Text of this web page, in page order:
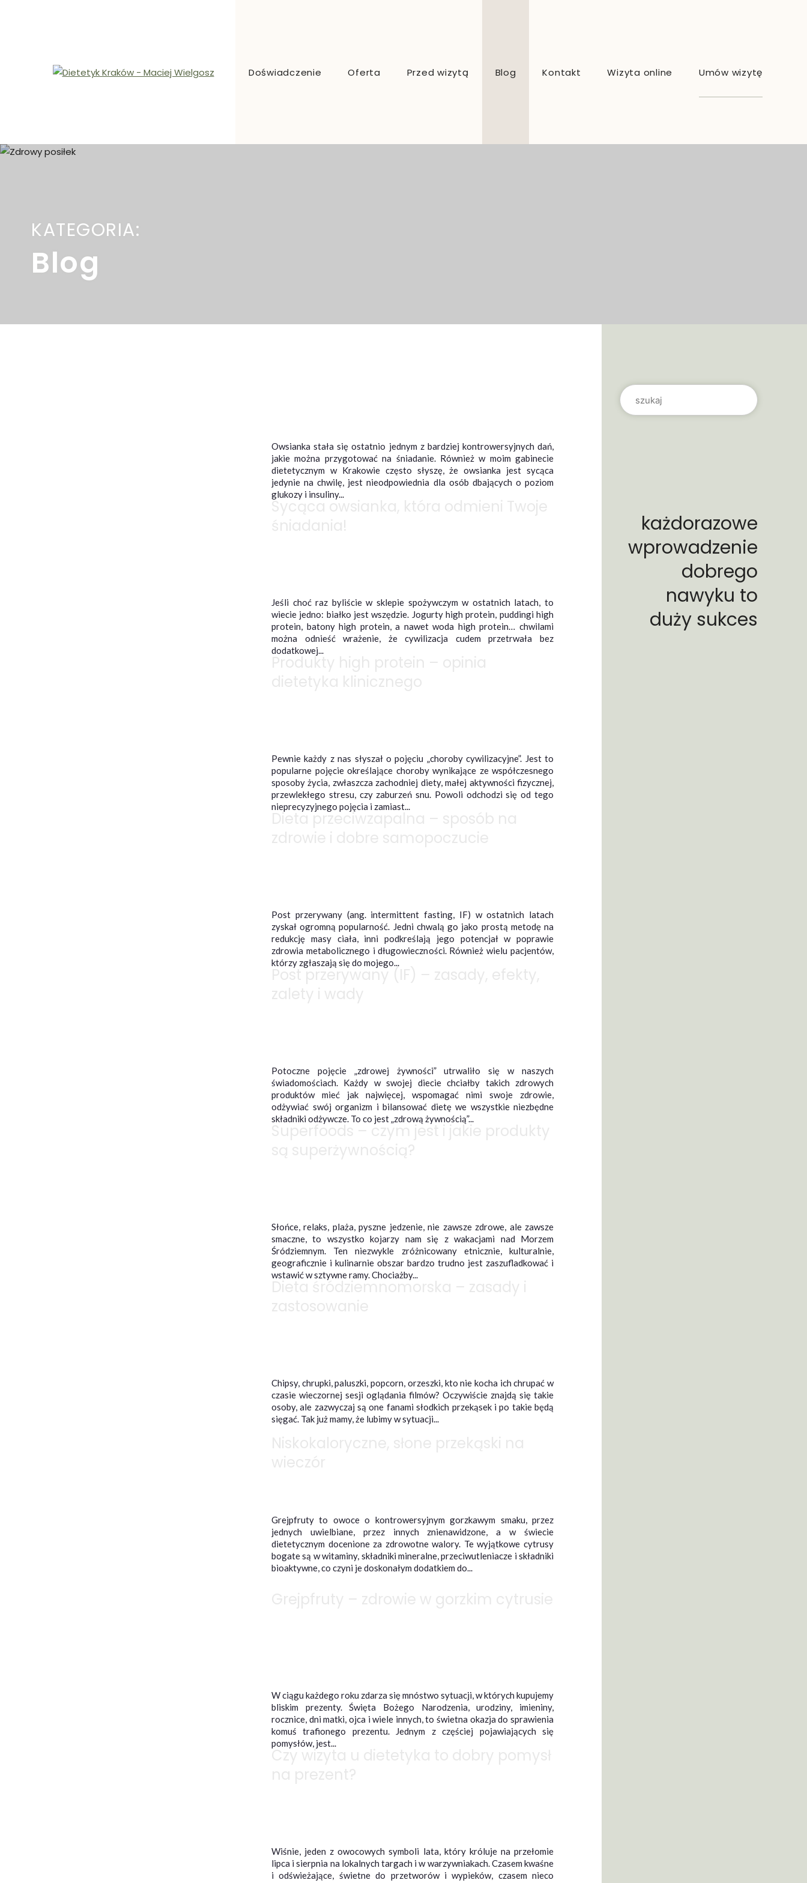
Doświadczenie Oferta Przed wizytą Blog Kontakt Wizyta online Umów wizytę
KATEGORIA:
Blog
każdorazowe
wprowadzenie
dobrego
nawyku to
duży sukces
Sycąca owsianka, która odmieni Twoje
Owsianka stała się ostatnio jednym z bardziej kontrowersyjnych dań,
jakie można przygotować na śniadanie. Również w moim gabinecie
dietetycznym w Krakowie często słyszę, że owsianka jest sycąca
jedynie na chwilę, jest nieodpowiednia dla osób dbających o poziom
glukozy i insuliny...
Produkty high protein – opinia
Jeśli choć raz byliście w sklepie spożywczym w ostatnich latach, to
wiecie jedno: białko jest wszędzie. Jogurty high protein, puddingi high
protein, batony high protein, a nawet woda high protein… chwilami
można odnieść wrażenie, że cywilizacja cudem przetrwała bez
dodatkowej...
Dieta przeciwzapalna – sposób na
Pewnie każdy z nas słyszał o pojęciu „choroby cywilizacyjne”. Jest to
popularne pojęcie określające choroby wynikające ze współczesnego
sposoby życia, zwłaszcza zachodniej diety, małej aktywności fizycznej,
przewlekłego stresu, czy zaburzeń snu. Powoli odchodzi się od tego
nieprecyzyjnego pojęcia i zamiast...
Post przerywany (IF) – zasady, efekty,
Post przerywany (ang. intermittent fasting, IF) w ostatnich latach
zyskał ogromną popularność. Jedni chwalą go jako prostą metodę na
redukcję masy ciała, inni podkreślają jego potencjał w poprawie
zdrowia metabolicznego i długowieczności. Również wielu pacjentów,
którzy zgłaszają się do mojego...
Superfoods – czym jest i jakie produkty
Potoczne pojęcie „zdrowej żywności” utrwaliło się w naszych
świadomościach. Każdy w swojej diecie chciałby takich zdrowych
produktów mieć jak najwięcej, wspomagać nimi swoje zdrowie,
odżywiać swój organizm i bilansować dietę we wszystkie niezbędne
składniki odżywcze. To co jest „zdrową żywnością”...
Dieta śródziemnomorska – zasady i
Słońce, relaks, plaża, pyszne jedzenie, nie zawsze zdrowe, ale zawsze
smaczne, to wszystko kojarzy nam się z wakacjami nad Morzem
Śródziemnym. Ten niezwykle zróżnicowany etnicznie, kulturalnie,
geograficznie i kulinarnie obszar bardzo trudno jest zaszufladkować i
wstawić w sztywne ramy. Chociażby...
Chipsy, chrupki, paluszki, popcorn, orzeszki, kto nie kocha ich chrupać w
czasie wieczornej sesji oglądania filmów? Oczywiście znajdą się takie
osoby, ale zazwyczaj są one fanami słodkich przekąsek i po takie będą
sięgać. Tak już mamy, że lubimy w sytuacji...
Grejpfruty to owoce o kontrowersyjnym gorzkawym smaku, przez
jednych uwielbiane, przez innych znienawidzone, a w świecie
dietetycznym docenione za zdrowotne walory. Te wyjątkowe cytrusy
bogate są w witaminy, składniki mineralne, przeciwutleniacze i składniki
bioaktywne, co czyni je doskonałym dodatkiem do...
Czy wizyta u dietetyka to dobry pomysł
W ciągu każdego roku zdarza się mnóstwo sytuacji, w których kupujemy
bliskim prezenty. Święta Bożego Narodzenia, urodziny, imieniny,
rocznice, dni matki, ojca i wiele innych, to świetna okazja do sprawienia
komuś trafionego prezentu. Jednym z częściej pojawiających się
pomysłów, jest...
Wiśnie, jeden z owocowych symboli lata, który króluje na przełomie
lipca i sierpnia na lokalnych targach i w warzywniakach. Czasem kwaśne
i odświeżające, świetne do przetworów i wypieków, czasem nieco